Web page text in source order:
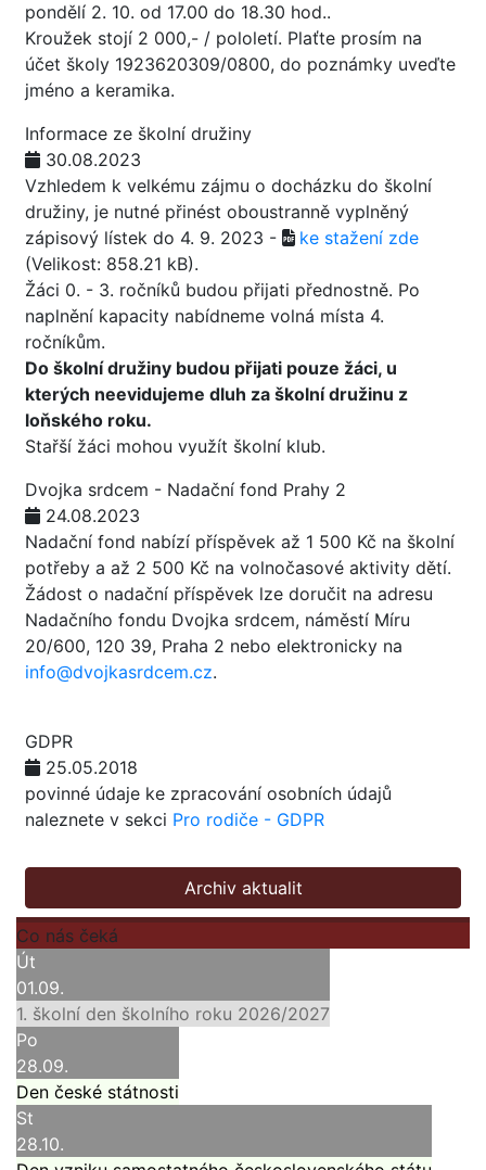
pondělí 2. 10. od 17.00 do 18.30 hod..
Kroužek stojí 2 000,- / pololetí. Plaťte prosím na
účet školy 1923620309/0800, do poznámky uveďte
jméno a keramika.
Informace ze školní družiny
30.08.2023
Vzhledem k velkému zájmu o docházku do školní
družiny, je nutné přinést oboustranně vyplněný
zápisový lístek do 4. 9. 2023 -
ke stažení zde
(Velikost: 858.21 kB).
Žáci 0. - 3. ročníků budou přijati přednostně. Po
naplnění kapacity nabídneme volná místa 4.
ročníkům.
Do školní družiny budou přijati pouze žáci, u
kterých neevidujeme dluh za školní družinu z
loňského roku.
Stařší žáci mohou využít školní klub.
Dvojka srdcem - Nadační fond Prahy 2
24.08.2023
Nadační fond nabízí příspěvek až 1 500 Kč na školní
potřeby a až 2 500 Kč na volnočasové aktivity dětí.
Žádost o nadační příspěvek lze doručit na adresu
Nadačního fondu Dvojka srdcem, náměstí Míru
20/600, 120 39, Praha 2 nebo elektronicky na
info@dvojkasrdcem.cz.
GDPR
25.05.2018
povinné údaje ke zpracování osobních údajů
naleznete v sekci Pro rodiče - GDPR
Archiv aktualit
Co nás čeká
Út
01.09.
1. školní den školního roku 2026/2027
Po
28.09.
Den české státnosti
St
28.10.